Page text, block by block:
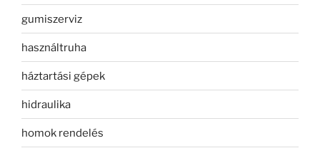
gumiszerviz
használtruha
háztartási gépek
hidraulika
homok rendelés